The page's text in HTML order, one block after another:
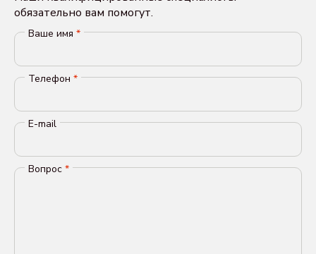
обязательно вам помогут.
Ваше имя *
Телефон *
E-mail
Вопрос *